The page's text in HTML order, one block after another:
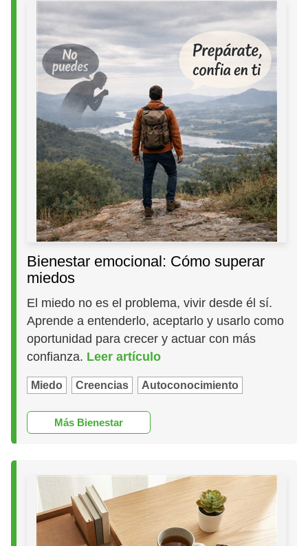
Bienestar emocional: Cómo superar
miedos
El miedo no es el problema, vivir desde él sí.
Aprende a entenderlo, aceptarlo y usarlo como
oportunidad para crecer y actuar con más
confianza. Leer artículo
Miedo Creencias Autoconocimiento
Más Bienestar